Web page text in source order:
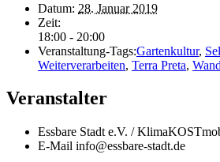
Datum: 28. Januar 2019
Zeit:
18:00 - 20:00
Veranstaltung-Tags:Gartenkultur,
Weiterverarbeiten, Terra Preta,
Veranstalter
Essbare Stadt e.V. /
E-Mail info@essbare-stadt.de